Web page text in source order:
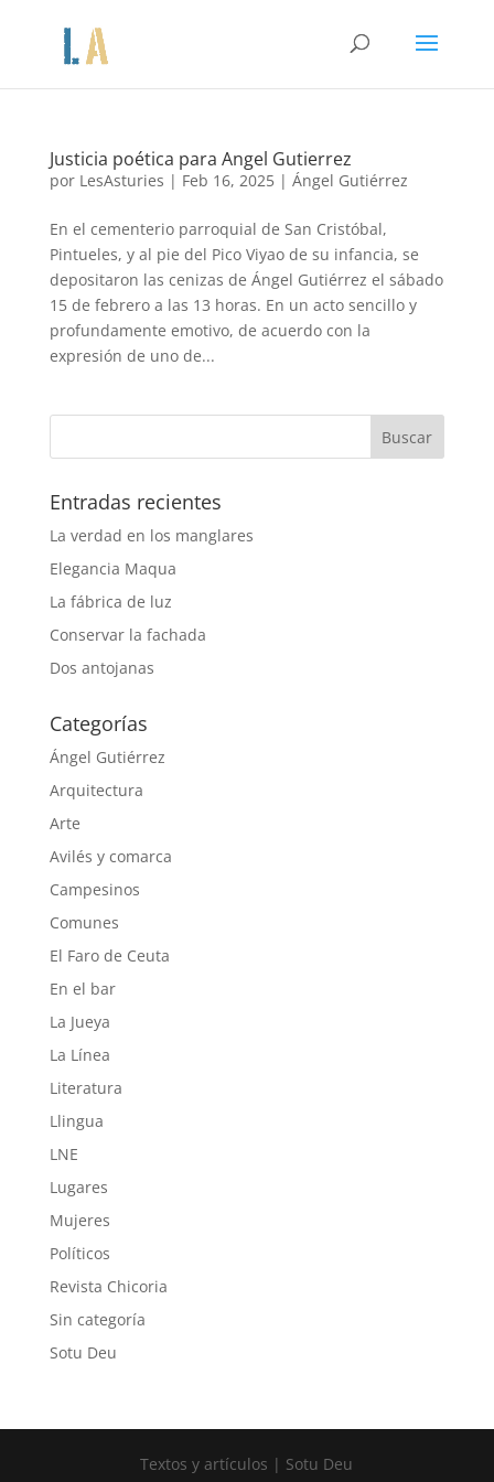
Justicia poética para Angel Gutierrez
por LesAsturies | Feb 16, 2025| Ángel Gutiérrez
En el cementerio parroquial de San Cristóbal,
Pintueles, y al pie del Pico Viyao de su infancia, se
depositaron las cenizas de Ángel Gutiérrez el sábado
15 de febrero a las 13 horas. En un acto sencillo y
profundamente emotivo, de acuerdo con la
expresión de uno de...
Entradas recientes
La verdad en los manglares
Elegancia Maqua
La fábrica de luz
Conservar la fachada
Dos antojanas
Categorías
Ángel Gutiérrez
Arquitectura
Arte
Avilés y comarca
Campesinos
Comunes
El Faro de Ceuta
En el bar
La Jueya
La Línea
Literatura
Llingua
LNE
Lugares
Mujeres
Políticos
Revista Chicoria
Sin categoría
Sotu Deu
Textos y artículos | Sotu Deu